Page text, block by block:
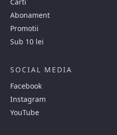
Abonament
Promotii
Sub 10 lei
SOCIAL MEDIA
Facebook
Instagram
YouTube